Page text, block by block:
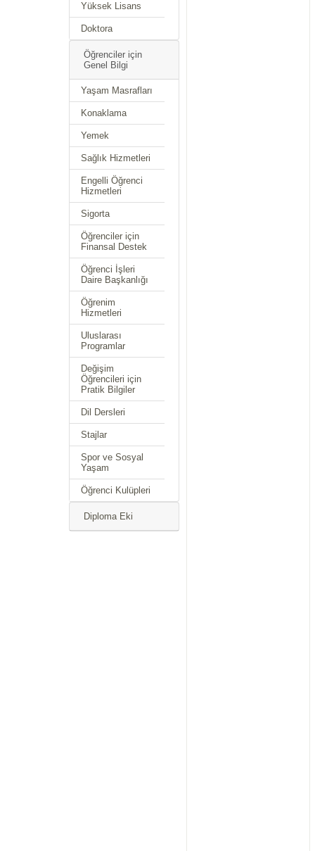
Yüksek Lisans
Doktora
Öğrenciler için
Genel Bilgi
Yaşam Masrafları
Konaklama
Yemek
Sağlık Hizmetleri
Engelli Öğrenci
Hizmetleri
Sigorta
Öğrenciler için
Finansal Destek
Öğrenci İşleri
Daire Başkanlığı
Öğrenim
Hizmetleri
Uluslarası
Programlar
Değişim
Öğrencileri için
Pratik Bilgiler
Dil Dersleri
Stajlar
Spor ve Sosyal
Yaşam
Öğrenci Kulüpleri
Diploma Eki